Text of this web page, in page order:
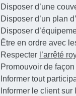
Disposer d’une
Disposer d’un plan
Disposer
Être en ordre avec
Respecter l’arrêté
Promouvoir de
Informer tout
Informer le client sur